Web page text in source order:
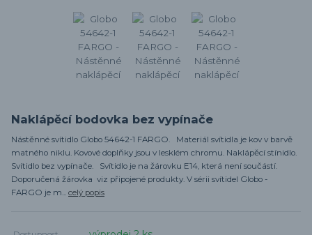
Naklápěcí bodovka bez vypínače
Nástěnné svítidlo Globo 54642-1 FARGO. Materiál svítidla je kov v barvě
matného niklu. Kovové doplňky jsou v lesklém chromu. Naklápěcí stínidlo.
Svítidlo bez vypínače. Svítidlo je na žárovku E14, která není součástí.
Doporučená žárovka viz připojené produkty. V sérii svítidel Globo -
FARGO je m... celý popis